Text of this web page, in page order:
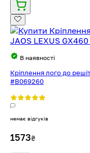
В наявності
Кріплення лого до
#B069260
немає відгуків
1573₴